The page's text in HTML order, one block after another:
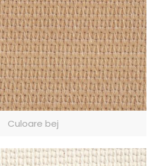
Culoare bej